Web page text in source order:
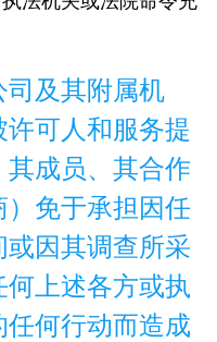
及其附属机
可人和服务提
成员、其合作
免于承担因任
因其调查所采
上述各方或执
何行动而造成